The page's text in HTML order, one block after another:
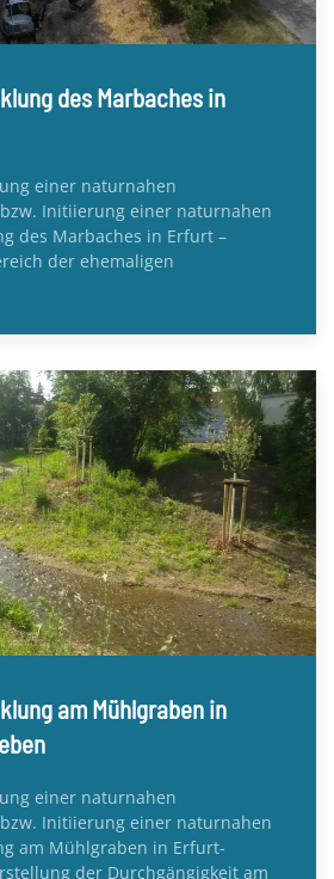
des Marbaches in
einer naturnahen
Initiierung einer naturnahen
des Marbaches in Erfurt –
der ehemaligen
am Mühlgraben in
einer naturnahen
Initiierung einer naturnahen
am Mühlgraben in Erfurt-
der Durchgängigkeit am